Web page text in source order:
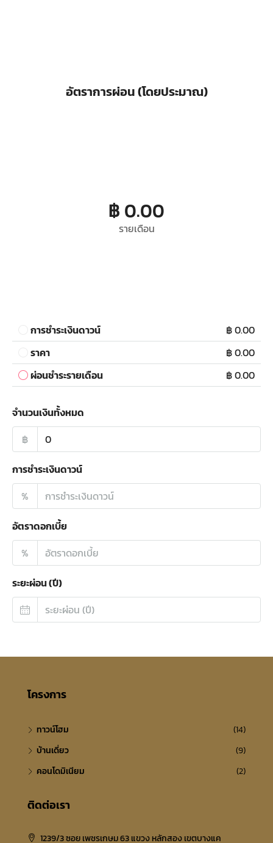
อัตราการผ่อน (โดยประมาณ)
฿ 0.00
รายเดือน
การชำระเงินดาวน์
฿ 0.00
ราคา
฿ 0.00
ผ่อนชำระรายเดือน
฿ 0.00
จำนวนเงินทั้งหมด
฿
การชำระเงินดาวน์
%
อัตราดอกเบี้ย
%
ระยะผ่อน (ปี)
โครงการ
ทาวน์โฮม
(14)
บ้านเดี่ยว
(9)
คอนโดมิเนียม
(2)
ติดต่อเรา
1239/3 ซอย เพชรเกษม 63 แขวง หลักสอง เขตบางแค